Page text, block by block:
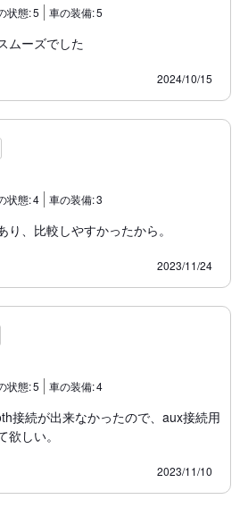
状態:5 車の装備:5
ムーズでした
2024/10/15
状態:4 車の装備:3
、比較しやすかったから。
2023/11/24
状態:5 車の装備:4
接続が出来なかったので、aux接続用
しい。
2023/11/10